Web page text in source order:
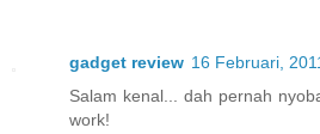
gadget review 16 Februari,
Salam kenal... dah pernah
work!